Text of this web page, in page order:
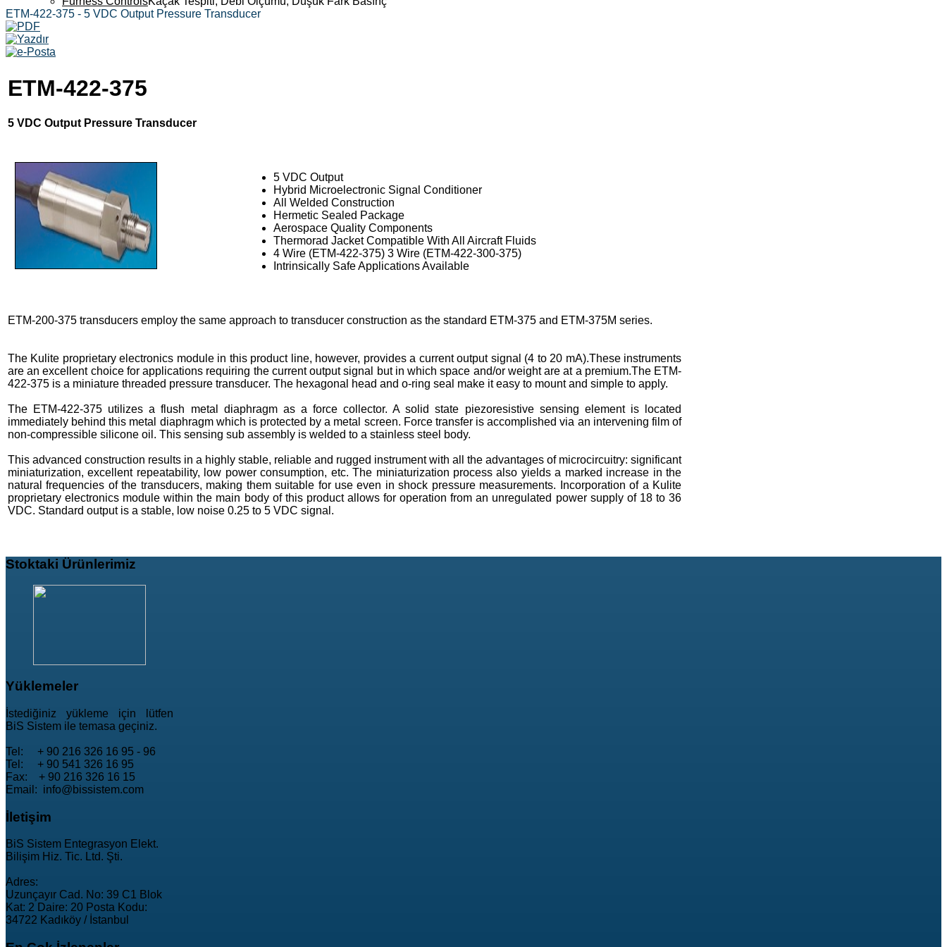
ETM-422-375 - 5 VDC Output Pressure Transducer
ETM-422-375
5 VDC Output Pressure Transducer
5 VDC Output
Hybrid Microelectronic Signal Conditioner
All Welded Construction
Hermetic Sealed Package
Aerospace Quality Components
Thermorad Jacket Compatible With All Aircraft Fluids
4 Wire (ETM-422-375) 3 Wire (ETM-422-300-375)
Intrinsically Safe Applications Available
ETM-200-375 transducers employ the same approach to transducer construction as the standard ETM-375 and ETM-375M series.
The Kulite proprietary electronics module in this product line, however, provides a current output signal (4 to 20 mA).These instruments
are an excellent choice for applications requiring the current output signal but in which space and/or weight are at a premium.The ETM-
422-375 is a miniature threaded pressure transducer. The hexagonal head and o-ring seal make it easy to mount and simple to apply.
The ETM-422-375 utilizes a flush metal diaphragm as a force collector. A solid state piezoresistive sensing element is located
immediately behind this metal diaphragm which is protected by a metal screen. Force transfer is accomplished via an intervening film of
non-compressible silicone oil. This sensing sub assembly is welded to a stainless steel body.
This advanced construction results in a highly stable, reliable and rugged instrument with all the advantages of microcircuitry: significant
miniaturization, excellent repeatability, low power consumption, etc. The miniaturization process also yields a marked increase in the
natural frequencies of the transducers, making them suitable for use even in shock pressure measurements. Incorporation of a Kulite
proprietary electronics module within the main body of this product allows for operation from an unregulated power supply of 18 to 36
VDC. Standard output is a stable, low noise 0.25 to 5 VDC signal.
Stoktaki Ürünlerimiz
Yüklemeler
İstediğiniz yükleme için lütfen
BiS Sistem ile temasa geçiniz.
Tel: + 90 216 326 16 95 - 96
Tel: + 90 541 326 16 95
Fax: + 90 216 326 16 15
Email: info@bissistem.com
İletişim
BiS Sistem Entegrasyon Elekt.
Bilişim Hiz. Tic. Ltd. Şti.
Adres:
Uzunçayır Cad. No: 39 C1 Blok
Kat: 2 Daire: 20 Posta Kodu:
34722 Kadıköy / İstanbul